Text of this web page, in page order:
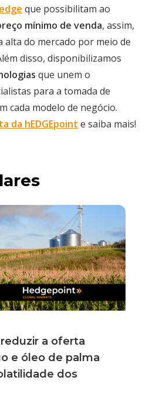
que possibilitam ao
mínimo de venda, assim,
do mercado por meio de
disso, disponibilizamos
que unem o
para a tomada de
cada modelo de negócio.
da hEDGEpoint e saiba mais!
a oferta
e óleo de palma
dos